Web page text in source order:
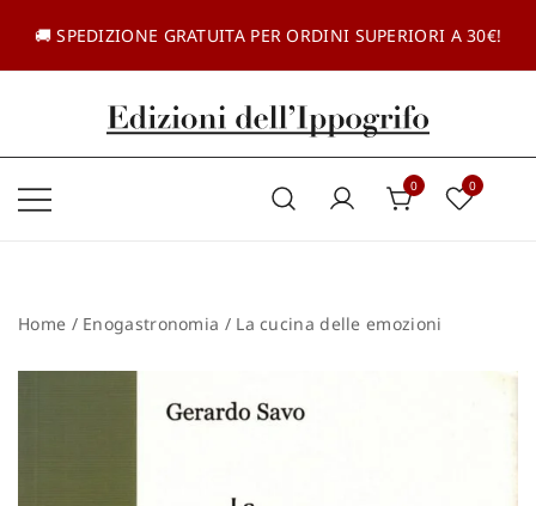
🚚 SPEDIZIONE GRATUITA PER ORDINI SUPERIORI A 30€!
Edizioni dell'Ippogrifo
Casa editrice dal 1985
0 0
Home / Enogastronomia / La cucina delle emozioni